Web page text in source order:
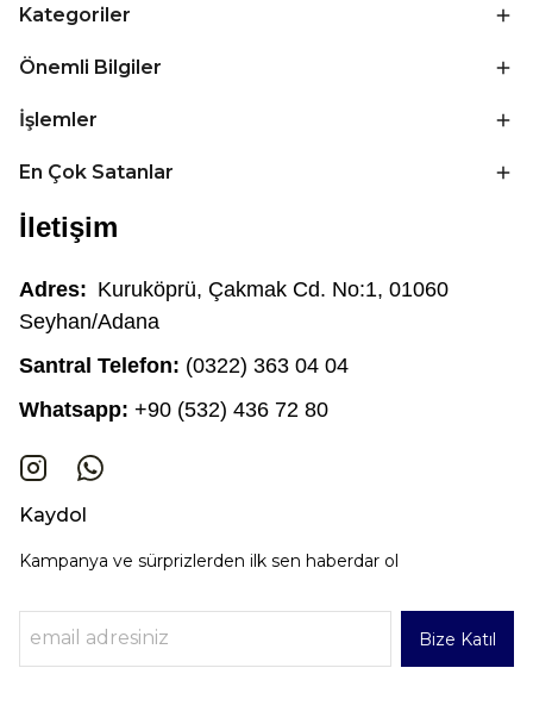
Kategoriler
Önemli Bilgiler
İşlemler
En Çok Satanlar
İletişim
Adres: Kuruköprü, Çakmak Cd. No:1, 01060
Seyhan/Adana
Santral Telefon: (0322) 363 04 04
Whatsapp: +90 (532) 436 72 80
Kaydol
Kampanya ve sürprizlerden ilk sen haberdar ol
Bize Katıl